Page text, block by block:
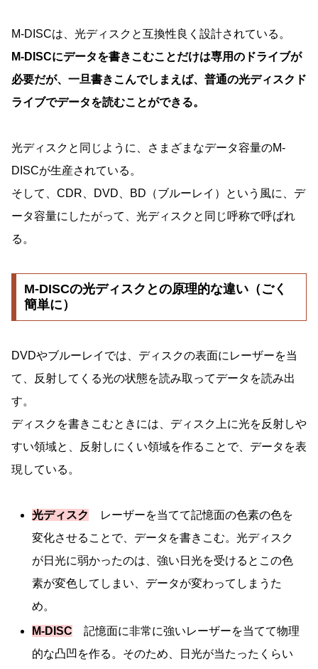
M-DISCは、光ディスクと互換性良く設計されている。
M-DISCにデータを書きこむことだけは専用のドライブが
必要だが、一旦書きこんでしまえば、普通の光ディスクド
ライブでデータを読むことができる。
光ディスクと同じように、さまざまなデータ容量のM-
DISCが生産されている。
そして、CDR、DVD、BD（ブルーレイ）という風に、デ
ータ容量にしたがって、光ディスクと同じ呼称で呼ばれ
る。
M-DISCの光ディスクとの原理的な違い（ごく
簡単に）
DVDやブルーレイでは、ディスクの表面にレーザーを当
て、反射してくる光の状態を読み取ってデータを読み出
す。
ディスクを書きこむときには、ディスク上に光を反射しや
すい領域と、反射しにくい領域を作ることで、データを表
現している。
光ディスク
レーザーを当てて記憶面の色素の色を
変化させることで、データを書きこむ。光ディスク
が日光に弱かったのは、強い日光を受けるとこの色
素が変色してしまい、データが変わってしまうた
め。
M-DISC 記憶面に非常に強いレーザーを当てて物理
的な凸凹を作る。そのため、日光が当たったくらい